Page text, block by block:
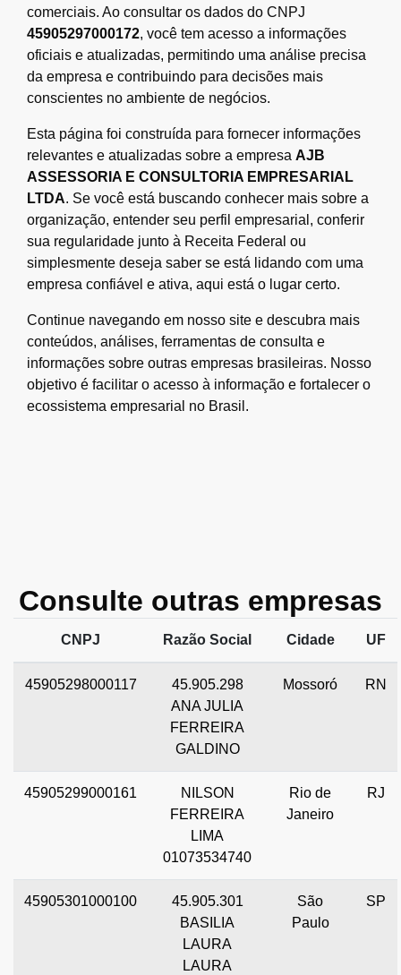
comerciais. Ao consultar os dados do CNPJ
45905297000172, você tem acesso a informações
oficiais e atualizadas, permitindo uma análise precisa
da empresa e contribuindo para decisões mais
conscientes no ambiente de negócios.
Esta página foi construída para fornecer informações
relevantes e atualizadas sobre a empresa AJB
ASSESSORIA E CONSULTORIA EMPRESARIAL
LTDA. Se você está buscando conhecer mais sobre a
organização, entender seu perfil empresarial, conferir
sua regularidade junto à Receita Federal ou
simplesmente deseja saber se está lidando com uma
empresa confiável e ativa, aqui está o lugar certo.
Continue navegando em nosso site e descubra mais
conteúdos, análises, ferramentas de consulta e
informações sobre outras empresas brasileiras. Nosso
objetivo é facilitar o acesso à informação e fortalecer o
ecossistema empresarial no Brasil.
Consulte outras empresas
CNPJ Razão Social Cidade UF
45905298000117
45.905.298
ANA JULIA
FERREIRA
GALDINO
Mossoró RN
45905299000161
NILSON
FERREIRA
LIMA
01073534740
Rio de
Janeiro
RJ
45905301000100
45.905.301
BASILIA
LAURA
LAURA
São
Paulo
SP